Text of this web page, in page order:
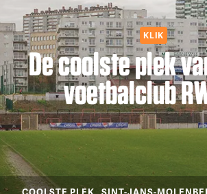
KLIK
De coolste plek
voetbalclub